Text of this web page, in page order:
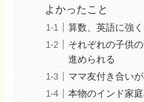
よかったこと
算数、英語に強
それぞれの子供
進められる
ママ友付き合い
本物のインド家